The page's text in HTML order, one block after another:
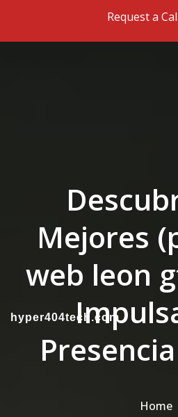
Request a
hyper404tech.com
Mejores
web leon
Home